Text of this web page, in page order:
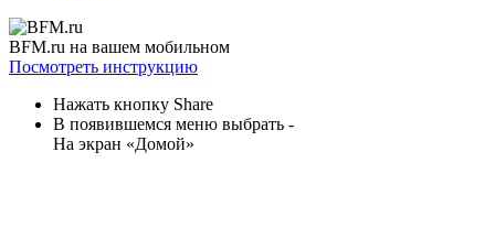
BFM.ru на вашем мобильном
Посмотреть инструкцию
Нажать кнопку Share
В появившемся меню выбрать -
На экран «Домой»